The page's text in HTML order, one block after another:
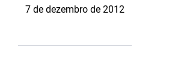
7 de dezembro de 2012